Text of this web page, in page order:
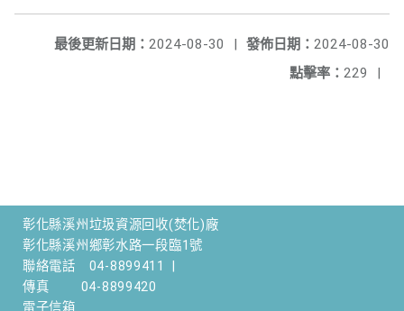
發佈日期： 2024-08-30
最後更新日期： 2024-08-30
|
點擊率： 229 |
彰化縣溪州垃圾資源回收(焚化)廠
彰化縣溪州鄉彰水路一段臨1號
聯絡電話
04-8899411
傳真
04-8899420
電子信箱